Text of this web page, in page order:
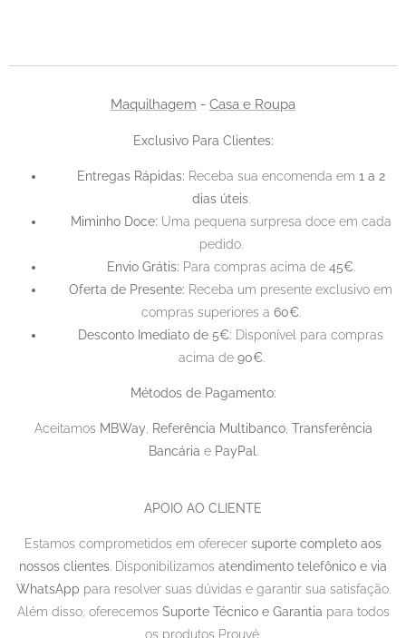
Maquilhagem - Casa e Roupa
Exclusivo Para Clientes:
📦 Entregas Rápidas: Receba sua encomenda em 1 a 2
dias úteis
🍬 Miminho Doce: Uma pequena surpresa doce em cada
pedido.
🚚 Envio Grátis: Para compras acima de 45€.
🎁 Oferta de Presente: Receba um presente exclusivo em
compras superiores a 60€
🔖 Desconto Imediato de 5€: Disponível para compras
acima de 90€.
Métodos de Pagamento:
Aceitamos MBWay Referência Multibanco, Transferência
Bancária e PayPal
APOIO AO CLIENTE
Estamos comprometidos em oferecer suporte completo aos
nossos clientes . Disponibilizamos atendimento telefônico e via
WhatsApp para resolver suas dúvidas e garantir sua satisfação.
Além disso, oferecemos Suporte Técnico e Garantia para todos
os produtos Prouvé.